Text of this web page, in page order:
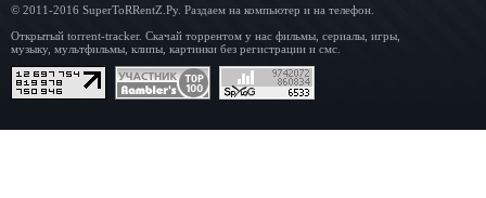
© 2011-2016 SuperToRRentZ.Ру. Раздаем на компьютер и на телефон.
Открытый torrent-tracker. Скачай торрентом у нас фильмы, сериалы, игры,
музыку, мультфильмы, клипы, картинки без регистрации и смс.